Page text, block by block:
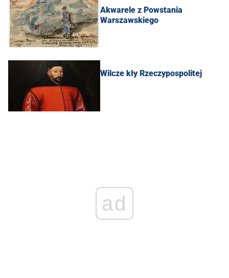
Akwarele z Powstania
Warszawskiego
Wilcze kły Rzeczypospolitej
ad